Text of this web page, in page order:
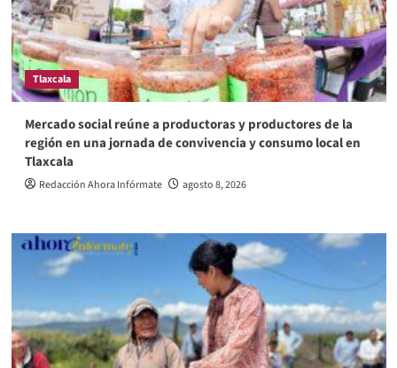
Tlaxcala
Mercado social reúne a productoras y productores de la
región en una jornada de convivencia y consumo local en
Tlaxcala
Redacción Ahora Infórmate agosto 8, 2026